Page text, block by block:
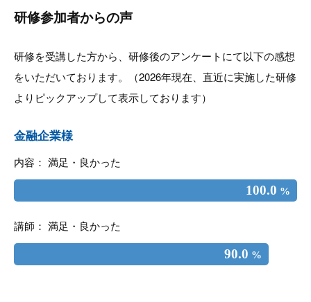
研修参加者からの声
研修を受講した方から、研修後のアンケートにて以下の感想
をいただいております。（2026年現在、直近に実施した研修
よりピックアップして表示しております）
金融企業様
内容： 満足・良かった
100.0 %
講師： 満足・良かった
90.0 %